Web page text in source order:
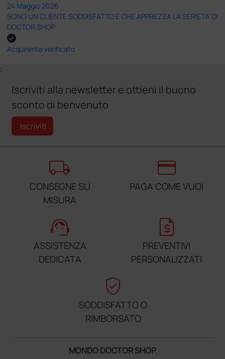
24 Maggio 2026
SONO UN CLIENTE SODDISFATTO E CHE APPREZZA LA SERIETA' DI
DOCTOR SHOP
Acquirente verificato
;
Iscriviti alla newsletter e ottieni il buono
sconto di benvenuto
Iscriviti
local_shipping
CONSEGNE SU
MISURA
credit_card
PAGA COME VUOI
support_agent
ASSISTENZA
DEDICATA
request_quote
PREVENTIVI
PERSONALIZZATI
verified_user
SODDISFATTO O
RIMBORSATO
MONDO DOCTOR SHOP